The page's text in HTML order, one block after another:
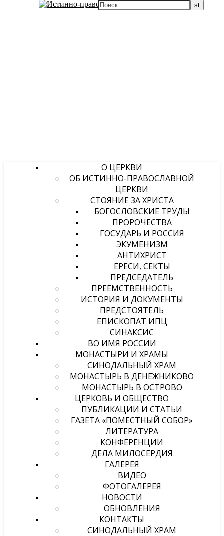
О ЦЕРКВИ
ОБ ИСТИННО-ПРАВОСЛАВНОЙ
ЦЕРКВИ
СТОЯНИЕ ЗА ХРИСТА
БОГОСЛОВСКИЕ ТРУДЫ
ПРОРОЧЕСТВА
ГОСУДАРЬ И РОССИЯ
ЭКУМЕНИЗМ
АНТИХРИСТ
ЕРЕСИ, СЕКТЫ
ПРЕДСЕДАТЕЛЬ
ПРЕЕМСТВЕННОСТЬ
ИСТОРИЯ И ДОКУМЕНТЫ
ПРЕДСТОЯТЕЛЬ
ЕПИСКОПАТ ИПЦ
СИНАКСИС
ВО ИМЯ РОССИИ
МОНАСТЫРИ И ХРАМЫ
СИНОДАЛЬНЫЙ ХРАМ
МОНАСТЫРЬ В ДЕНЕЖНИКОВО
МОНАСТЫРЬ В ОСТРОВО
ЦЕРКОВЬ И ОБЩЕСТВО
ПУБЛИКАЦИИ И СТАТЬИ
ГАЗЕТА «ПОМЕСТНЫЙ СОБОР»
ЛИТЕРАТУРА
КОНФЕРЕНЦИИ
ДЕЛА МИЛОСЕРДИЯ
ГАЛЕРЕЯ
ВИДЕО
ФОТОГАЛЕРЕЯ
НОВОСТИ
ОБНОВЛЕНИЯ
КОНТАКТЫ
СИНОДАЛЬНЫЙ ХРАМ